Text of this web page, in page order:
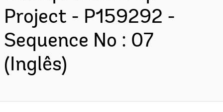
Project - P159292 -
Sequence No : 07
(Inglês)